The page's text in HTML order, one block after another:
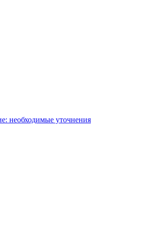
необходимые уточнения